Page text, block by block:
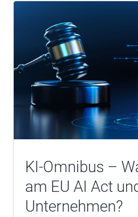
KI-Omnibus –
am EU AI Act
Unternehmen?